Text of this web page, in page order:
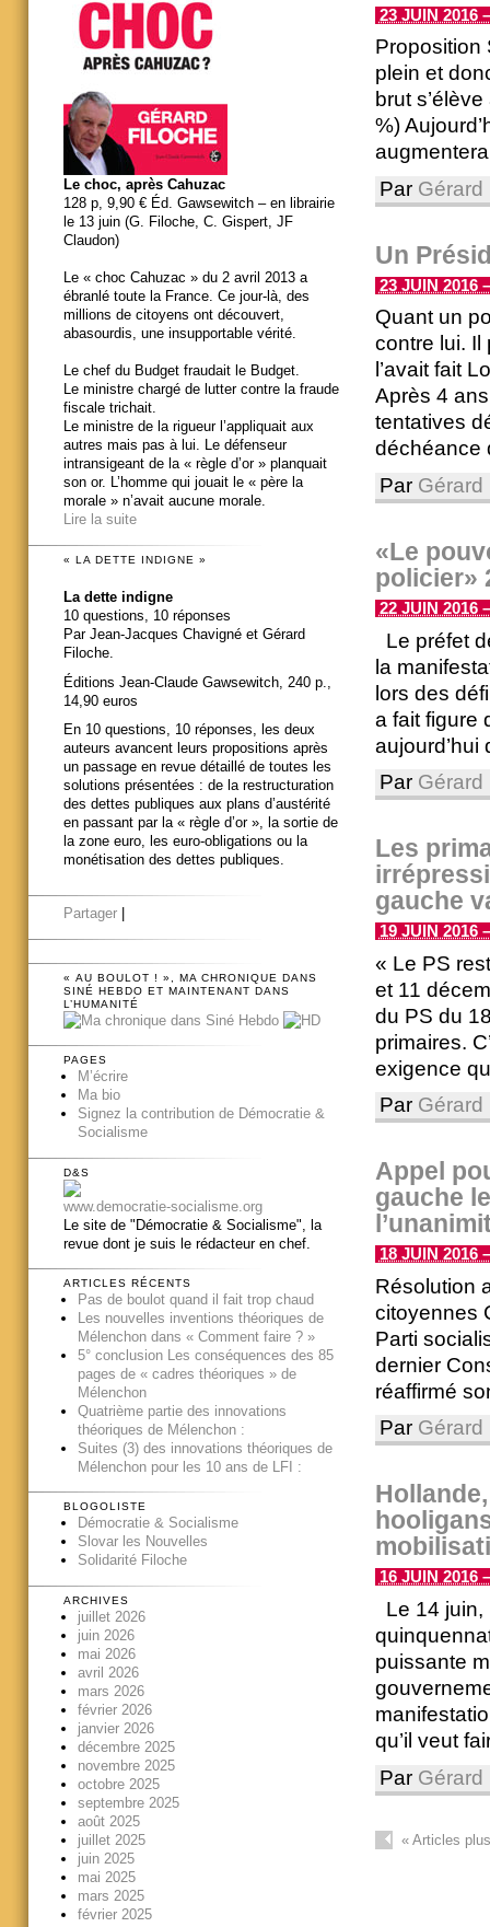
23 JUIN 2016
Proposition
plein et
brut
%)
Par Gérard
Un
23 JUIN 2016
Quant un
contre lui. Il
l’avait fait
Après 4
tentatives
déchéance
Par Gérard
«Le
policier»
22 JUIN 2016
Le préfet
la
lors des
a fait figure
Par Gérard
Les
gauche
19 JUIN 2016
« Le PS
et 11
du PS du
primaires.
exigence
Par Gérard
Appel
gauche
18 JUIN 2016
Résolution
citoyennes
Parti
dernier
réaffirmé
Par Gérard
16 JUIN 2016
Le 14 juin,
puissante
qu’il veut
Par Gérard
«Articles
Le choc, après Cahuzac
128 p, 9,90 € Éd. Gawsewitch – en librairie
le 13 juin (G. Filoche, C. Gispert, JF
Claudon)
Le « choc Cahuzac » du 2 avril 2013 a
ébranlé toute la France. Ce jour-là, des
millions de citoyens ont découvert,
abasourdis, une insupportable vérité.
Le chef du Budget fraudait le Budget.
Le ministre chargé de lutter contre la fraude
fiscale trichait.
Le ministre de la rigueur l’appliquait aux
autres mais pas à lui. Le défenseur
intransigeant de la « règle d’or » planquait
son or. L’homme qui jouait le « père la
morale » n’avait aucune morale.
Lire la suite
« LA DETTE INDIGNE »
La dette indigne
10 questions, 10 réponses
Par Jean-Jacques Chavigné et Gérard
Filoche.
Éditions Jean-Claude Gawsewitch, 240 p.,
14,90 euros
En 10 questions, 10 réponses, les deux
auteurs avancent leurs propositions après
un passage en revue détaillé de toutes les
solutions présentées : de la restructuration
des dettes publiques aux plans d’austérité
en passant par la « règle d’or », la sortie de
la zone euro, les euro-obligations ou la
monétisation des dettes publiques.
Partager
« AU BOULOT ! », MA CHRONIQUE DANS
SINÉ HEBDO ET MAINTENANT DANS
L’HUMANITÉ
PAGES
M’écrire
Ma bio
Signez la contribution de Démocratie &
Socialisme
D&S
www.democratie-socialisme.org
Le site de "Démocratie & Socialisme", la
revue dont je suis le rédacteur en chef.
ARTICLES RÉCENTS
Pas de boulot quand il fait trop chaud
Les nouvelles inventions théoriques de
Mélenchon dans « Comment faire ? »
5° conclusion Les conséquences des 85
pages de « cadres théoriques » de
Mélenchon
Quatrième partie des innovations
théoriques de Mélenchon :
Suites (3) des innovations théoriques de
Mélenchon pour les 10 ans de LFI :
BLOGOLISTE
Démocratie & Socialisme
Slovar les Nouvelles
Solidarité Filoche
ARCHIVES
juillet 2026
juin 2026
mai 2026
avril 2026
mars 2026
février 2026
janvier 2026
décembre 2025
novembre 2025
octobre 2025
septembre 2025
août 2025
juillet 2025
juin 2025
mai 2025
mars 2025
février 2025